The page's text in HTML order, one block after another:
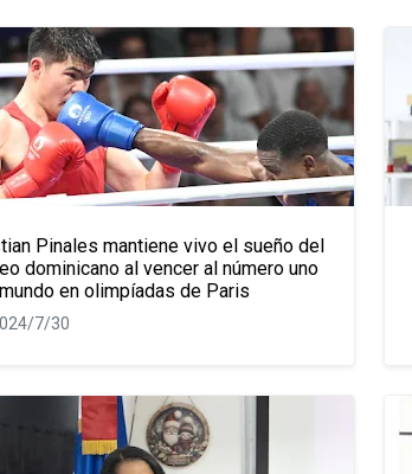
Pinales mantiene vivo el sueño del
dominicano al vencer al número uno
en olimpíadas de Paris
7/30